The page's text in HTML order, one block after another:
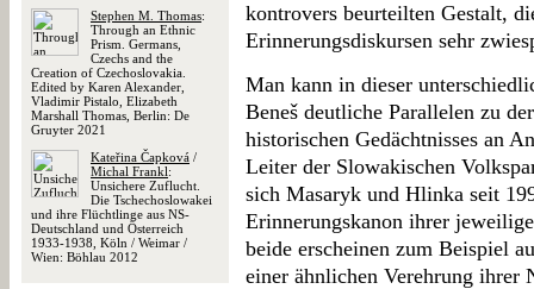
Stephen M. Thomas:
Through an Ethnic
Prism. Germans,
Czechs and the
Creation of Czechoslovakia.
Edited by Karen Alexander,
Vladimir Pistalo, Elizabeth
Marshall Thomas, Berlin: De
Gruyter 2021
Kateřina Čapková /
Michal Frankl:
Unsichere Zuflucht.
Die Tschechoslowakei
und ihre Flüchtlinge aus NS-
Deutschland und Österreich
1933-1938, Köln / Weimar /
Wien: Böhlau 2012
kontrovers beurteilten Gestalt,
Erinnerungsdiskursen sehr
Man kann in dieser
Beneš deutliche Parallelen zu
historischen Gedächtnisses an
Leiter der Slowakischen
sich Masaryk und Hlinka seit
Erinnerungskanon ihrer
beide erscheinen zum Beispiel
einer ähnlichen Verehrung